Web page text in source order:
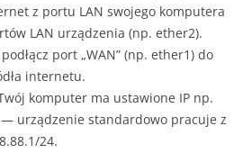
z portu LAN swojego komputera
LAN urządzenia (np. ether2).
port „WAN” (np. ether1) do
internetu.
komputer ma ustawione IP np.
— urządzenie standardowo pracuje z
24.